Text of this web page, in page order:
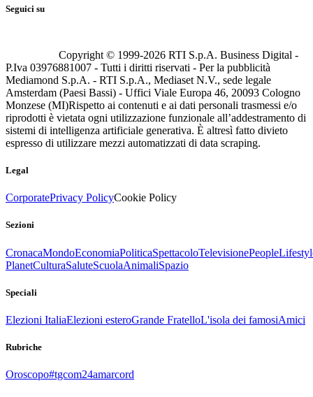
Seguici su
Copyright © 1999-2026 RTI S.p.A. Business Digital -
P.Iva 03976881007 - Tutti i diritti riservati - Per la pubblicità
Mediamond S.p.A. - RTI S.p.A., Mediaset N.V., sede legale
Amsterdam (Paesi Bassi) - Uffici Viale Europa 46, 20093 Cologno
Monzese (MI)Rispetto ai contenuti e ai dati personali trasmessi e/o
riprodotti è vietata ogni utilizzazione funzionale all’addestramento di
sistemi di intelligenza artificiale generativa. È altresì fatto divieto
espresso di utilizzare mezzi automatizzati di data scraping.
Legal
CorporatePrivacy PolicyCookie Policy
Sezioni
CronacaMondoEconomiaPoliticaSpettacoloTelevisionePeople
PlanetCulturaSaluteScuolaAnimaliSpazio
Speciali
Elezioni ItaliaElezioni esteroGrande FratelloL'isola dei famosiAmici
Rubriche
Oroscopo#tgcom24amarcord